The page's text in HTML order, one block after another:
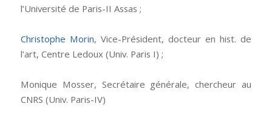
l’Université de Paris-II Assas ;
Christophe Morin, Vice-Président, docteur en hist. de
l’art, Centre Ledoux (Univ. Paris I) ;
Monique Mosser, Secrétaire générale, chercheur au
CNRS (Univ. Paris-IV)